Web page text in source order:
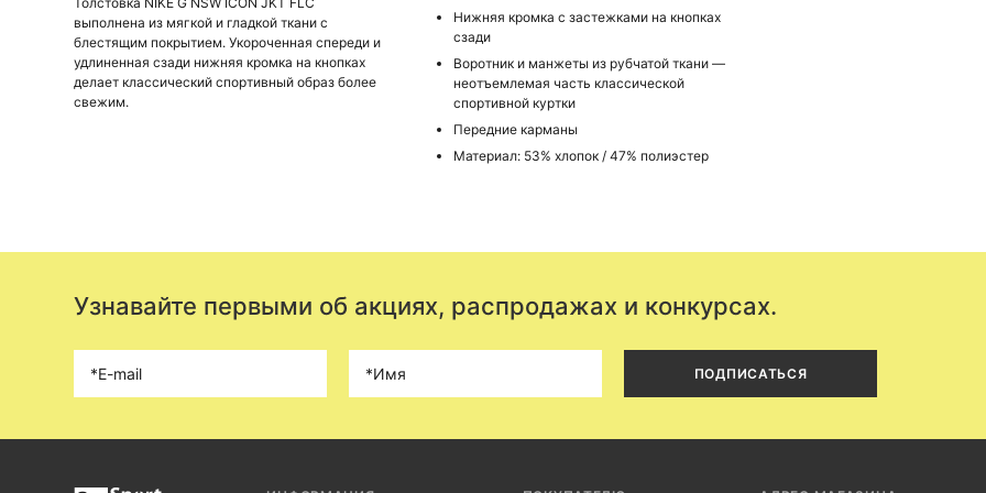
выполнена из мягкой и гладкой ткани с
блестящим покрытием. Укороченная спереди и
удлиненная сзади нижняя кромка на кнопках
делает классический спортивный образ более
свежим.
Нижняя кромка с застежками на кнопках
сзади
Воротник и манжеты из рубчатой ткани —
неотъемлемая часть классической
спортивной куртки
Передние карманы
Материал: 53% хлопок / 47% полиэстер
Узнавайте первыми об акциях, распродажах и конкурсах.
ПОДПИСАТЬСЯ